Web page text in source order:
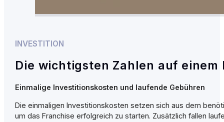
INVESTITION
Die wichtigsten Zahlen auf einem
Einmalige Investitionskosten und laufende Gebühren
Die einmaligen Investitionskosten setzen sich aus dem
um das Franchise erfolgreich zu starten. Zusätzlich fallen